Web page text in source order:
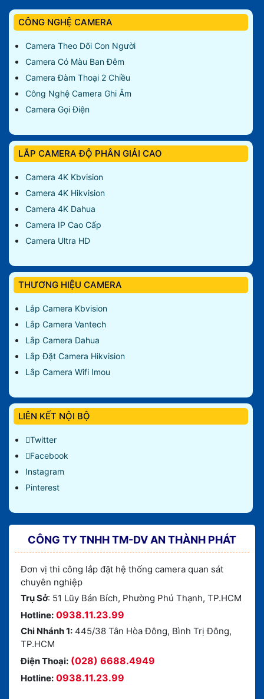
CÔNG NGHỆ CAMERA
Camera Theo Dõi Con Người
Camera Có Màu Ban Đêm
Camera Đàm Thoại 2 Chiều
Công Nghệ Camera Ghi Âm
Camera Gọi Điện
LẮP CAMERA ĐỘ PHÂN GIẢI CAO
Camera 4K Kbvision
Camera 4K Hikvision
Camera 4K Dahua
Camera IP Cao Cấp
Camera Ultra HD
THƯƠNG HIỆU CAMERA
Lắp Camera Kbvision
Lắp Camera Vantech
Lắp Camera Dahua
Lắp Đặt Camera Hikvision
Lắp Camera Wifi Imou
LIÊN KẾT NỘI BỘ
Twitter
Facebook
Instagram
Pinterest
CÔNG TY TNHH TM-DV AN THÀNH PHÁT
Đơn vị thi công lắp đặt hệ thống camera quan sát
chuyên nghiệp
Trụ Sở: 51 Lũy Bán Bích, Phường Phú Thạnh, TP.HCM
Hotline: 0938.11.23.99
Chi Nhánh 1: 445/38 Tân Hòa Đông, Bình Trị Đông,
TP.HCM
Điện Thoại: (028) 6688.4949
Hotline: 0938.11.23.99